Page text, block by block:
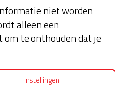
niet worden
alleen een
om te onthouden dat je
Instellingen